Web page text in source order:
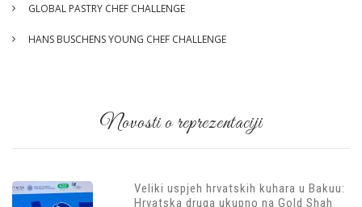
GLOBAL PASTRY CHEF CHALLENGE
HANS BUSCHENS YOUNG CHEF CHALLENGE
Novosti o reprezentaciji
Veliki uspjeh hrvatskih kuhara u Bakuu:
Hrvatska druga ukupno na Gold Shah